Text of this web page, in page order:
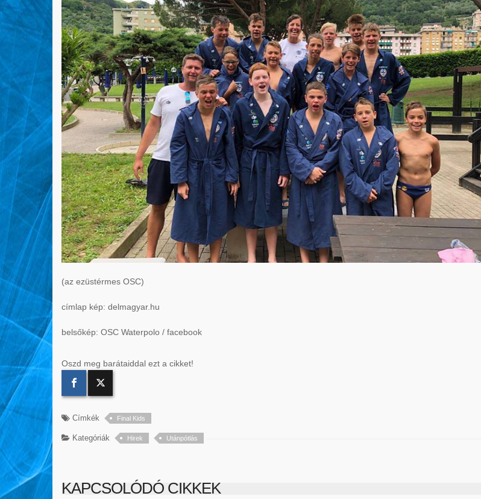
(az ezüstérmes OSC)
címlap kép: delmagyar.hu
belsőkép: OSC Waterpolo / facebook
Oszd meg barátaiddal ezt a cikket!
Címkék Final Kids
Kategóriák Hirek Utánpótlás
KAPCSOLÓDÓ CIKKEK